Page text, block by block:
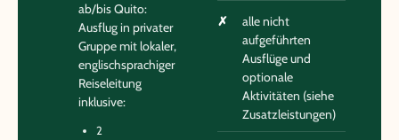
ab/bis Quito:
Ausflug in privater
Gruppe mit lokaler,
englischsprachiger
Reiseleitung
inklusive:
2
alle nicht
aufgeführten
Ausflüge und
optionale
Aktivitäten (siehe
Zusatzleistungen)